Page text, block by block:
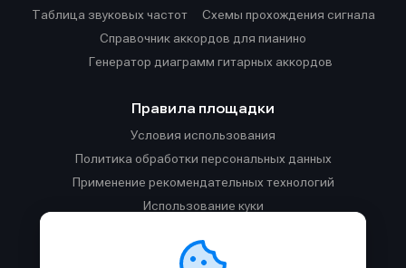
Таблица звуковых частот
Cхемы прохождения сигнала
Справочник аккордов для пианино
Генератор диаграмм гитарных аккордов
Правила площадки
Условия использования
Политика обработки персональных данных
Применение рекомендательных технологий
Использование куки
Правила общения в Телеграм-чате